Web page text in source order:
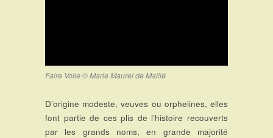
Faire Voile © Marie Maurel de Maillé
D’origine modeste, veuves ou orphelines, elles
font partie de ces plis de l’histoire recouverts
par les grands noms, en grande majorité